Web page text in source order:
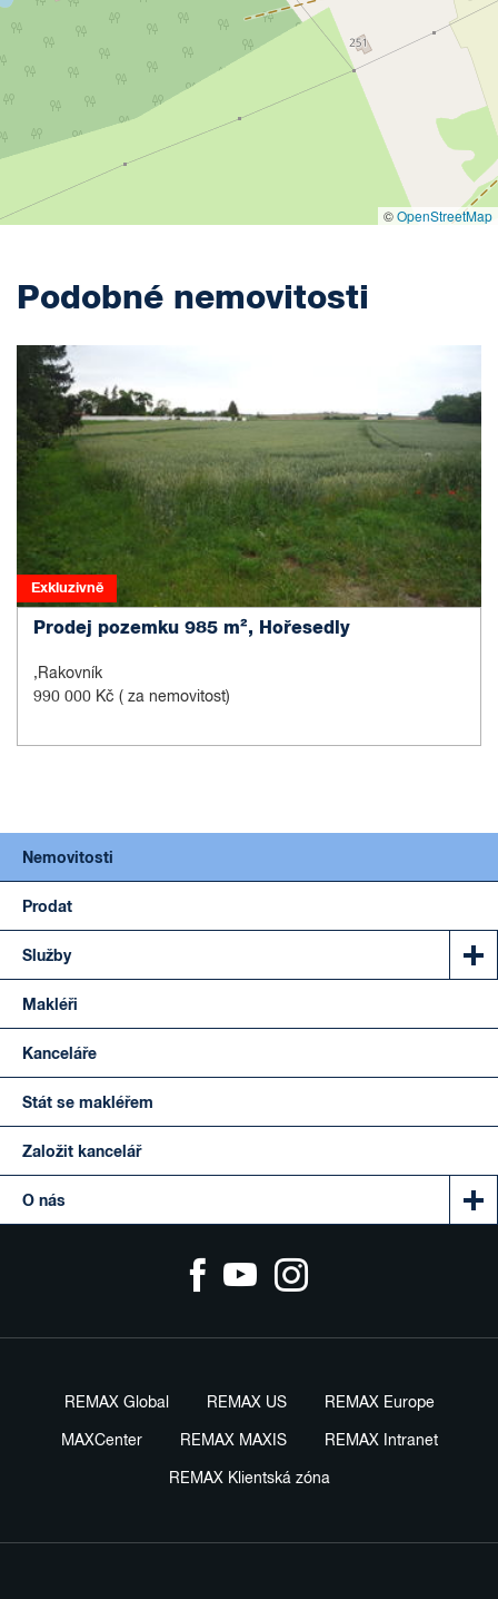
©OpenStreetMap
Podobné nemovitosti
Exkluzivně
Prodej pozemku 985 m², Hořesedly
,Rakovník
990 000 Kč ( za nemovitost)
Nemovitosti
Prodat
Služby
Makléři
Kanceláře
Stát se makléřem
Založit kancelář
O nás
REMAX Global REMAX US REMAX Europe
MAXCenter REMAX MAXIS REMAX Intranet
REMAX Klientská zóna